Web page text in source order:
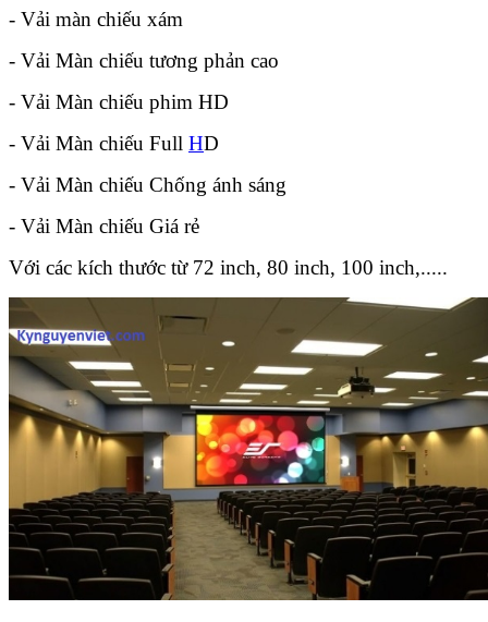
- Vải màn chiếu xám
- Vải Màn chiếu tương phản cao
- Vải Màn chiếu phim HD
- Vải Màn chiếu Full HD
- Vải Màn chiếu Chống ánh sáng
- Vải Màn chiếu Giá rẻ
Với các kích thước từ 72 inch, 80 inch, 100 inch,.....